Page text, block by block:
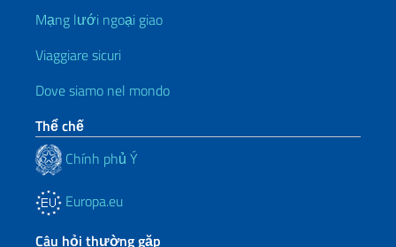
Mạng lưới ngoại giao
Viaggiare sicuri
Dove siamo nel mondo
Thể chế
Chính phủ Ý
Europa.eu
Câu hỏi thường gặp